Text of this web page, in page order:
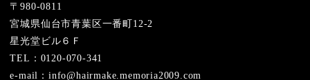
〒980-0811
宮城県仙台市青葉区一番町12-2
星光堂ビル６Ｆ
TEL：0120-070-341
e-mail：info@hairmake.memoria2009.com